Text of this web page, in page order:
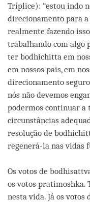
Tríplice): “estou indo
direcionamento para a
realmente fazendo
trabalhando com algo
ter bodhichitta em
em nossos pais, em
direcionamento seguro
nós não devemos
podermos continuar a
circunstâncias
resolução de
regenerá-la nas vidas
Os votos de
os votos pratimoshka.
nesta vida. Já os